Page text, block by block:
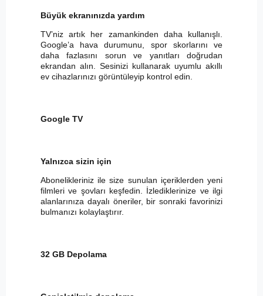
Büyük ekranınızda yardım
TV’niz artık her zamankinden daha kullanışlı.
Google’a hava durumunu, spor skorlarını ve
daha fazlasını sorun ve yanıtları doğrudan
ekrandan alın. Sesinizi kullanarak uyumlu akıllı
ev cihazlarınızı görüntüleyip kontrol edin.
Google TV
Yalnızca sizin için
Abonelikleriniz ile size sunulan içeriklerden yeni
filmleri ve şovları keşfedin. İzlediklerinize ve ilgi
alanlarınıza dayalı öneriler, bir sonraki favorinizi
bulmanızı kolaylaştırır.
32 GB Depolama